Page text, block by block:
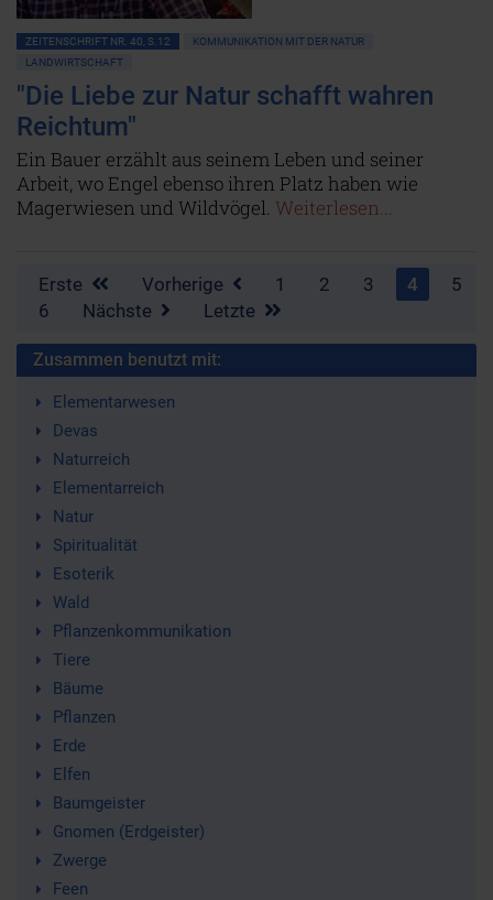
ZEITENSCHRIFT NR. 40, S.12
KOMMUNIKATION MIT DER NATUR
LANDWIRTSCHAFT
"Die Liebe zur Natur schafft wahren
Reichtum"
Ein Bauer erzählt aus seinem Leben und seiner
Arbeit, wo Engel ebenso ihren Platz haben wie
Magerwiesen und Wildvögel. Weiterlesen...
Erste Vorherige 1 2 3 4
5
6
Nächste Letzte
Zusammen benutzt mit:
Elementarwesen
Devas
Naturreich
Elementarreich
Natur
Spiritualität
Esoterik
Wald
Pflanzenkommunikation
Tiere
Bäume
Pflanzen
Erde
Elfen
Baumgeister
Gnomen (Erdgeister)
Zwerge
Feen